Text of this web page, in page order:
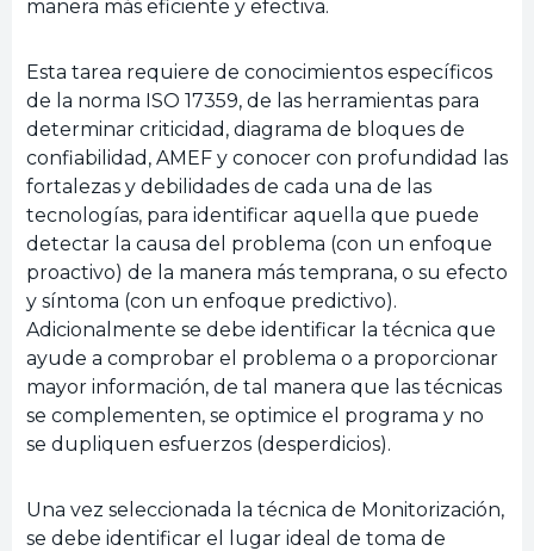
manera más eficiente y efectiva.
Esta tarea requiere de conocimientos específicos
de la norma ISO 17359, de las herramientas para
determinar criticidad, diagrama de bloques de
confiabilidad, AMEF y conocer con profundidad las
fortalezas y debilidades de cada una de las
tecnologías, para identificar aquella que puede
detectar la causa del problema (con un enfoque
proactivo) de la manera más temprana, o su efecto
y síntoma (con un enfoque predictivo).
Adicionalmente se debe identificar la técnica que
ayude a comprobar el problema o a proporcionar
mayor información, de tal manera que las técnicas
se complementen, se optimice el programa y no
se dupliquen esfuerzos (desperdicios).
Una vez seleccionada la técnica de Monitorización,
se debe identificar el lugar ideal de toma de